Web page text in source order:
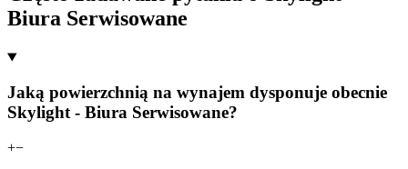
Biura Serwisowane
Jaką powierzchnią na wynajem dysponuje obecnie
Skylight - Biura Serwisowane?
+−